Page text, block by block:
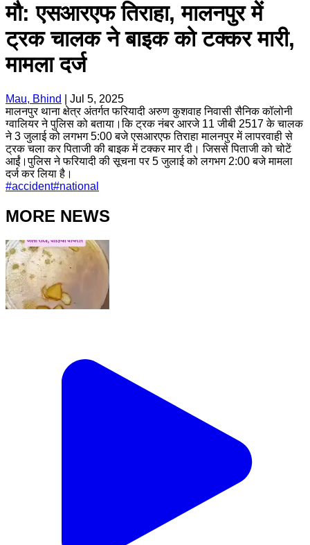
मौ: एसआरएफ तिराहा, मालनपुर में
ट्रक चालक ने बाइक को टक्कर मारी,
मामला दर्ज
Mau, Bhind
Jul 5, 2025
मालनपुर थाना क्षेत्र अंतर्गत फरियादी अरुण कुशवाह निवासी सैनिक कॉलोनी
ग्वालियर ने पुलिस को बताया।कि ट्रक नंबर आरजे 11 जीबी 2517 के चालक
ने 3 जुलाई को लगभग 5:00 बजे एसआरएफ तिराहा मालनपुर में लापरवाही से
ट्रक चला कर पिताजी की बाइक में टक्कर मार दी। जिससे पिताजी को चोटें
आईं।पुलिस ने फरियादी की सूचना पर 5 जुलाई को लगभग 2:00 बजे मामला
दर्ज कर लिया है।
#accident#national
MORE NEWS